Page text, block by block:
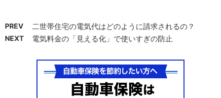
PREV 二世帯住宅の電気代はどのように請求されるの？
NEXT 電気料金の「見える化」で使いすぎの防止